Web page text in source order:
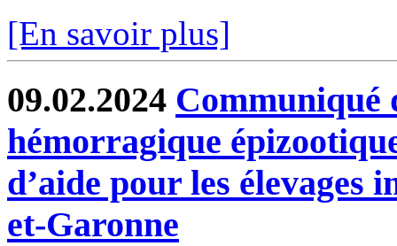
[En savoir plus]
09.02.2024 Communiqué
hémorragique
d’aide pour les élevages
et-Garonne